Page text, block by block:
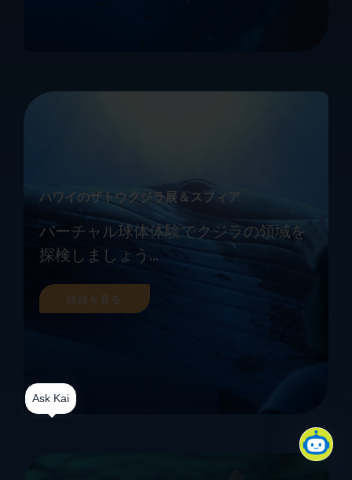
ハワイのザトウクジラ展＆スフィア
バーチャル球体体験でクジラの領域を
探検しましょう...
詳細を見る